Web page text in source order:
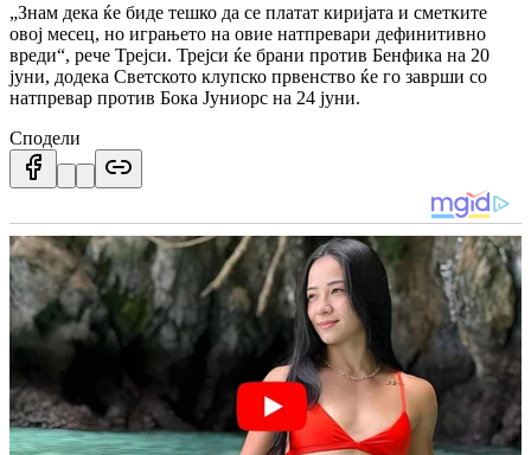
„Знам дека ќе биде тешко да се платат киријата и сметките
овој месец, но играњето на овие натпревари дефинитивно
вреди“, рече Трејси. Трејси ќе брани против Бенфика на 20
јуни, додека Светското клупско првенство ќе го заврши со
натпревар против Бока Јуниорс на 24 јуни.
Сподели